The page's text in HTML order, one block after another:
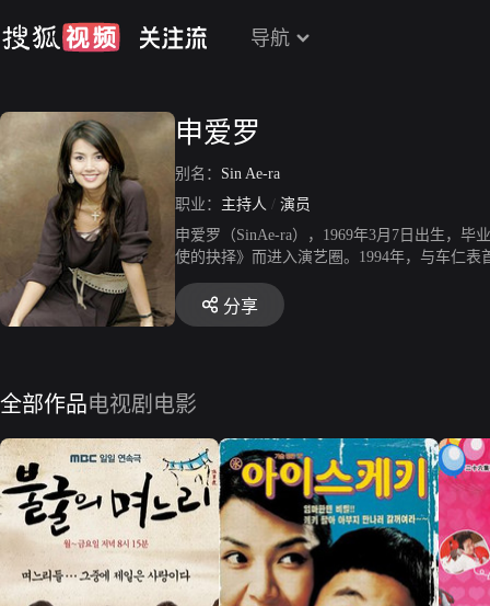
导航
申爱罗
别名： Sin Ae-ra
职业： 主持人 / 演员
申爱罗（SinAe-ra），1969年3月7日出生，
使的抉择》而进入演艺圈。1994年，与车仁
的荣光》，后引退了五年。2005年，申爱罗
名。2011年，凭借家庭伦理剧《媳妇当家》
分享
全部作品电视剧 电影